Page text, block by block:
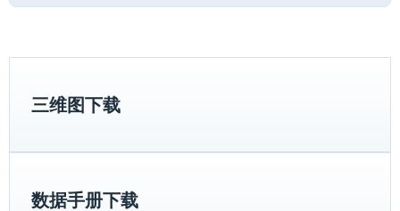
三维图下载
数据手册下载